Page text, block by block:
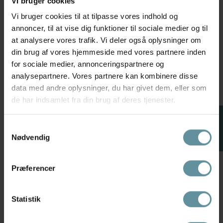
Vi bruger cookies til at tilpasse vores indhold og
annoncer, til at vise dig funktioner til sociale medier og til
at analysere vores trafik. Vi deler også oplysninger om
din brug af vores hjemmeside med vores partnere inden
for sociale medier, annonceringspartnere og
analysepartnere. Vores partnere kan kombinere disse
data med andre oplysninger, du har givet dem, eller som
de har indsamlet fra din brug af deres tjenester.
Nødvendig
Præferencer
Statistik
Gozzip
Gozzip Clare Skirt - Bengalin
nederdel G3610-1 Black
299,95 kr
Wasabiconcept
Wasabi WA-SANJA 3 - Sort
nederdel med glimmer
W20451 Black Combi
89,99 kr299,95 kr
L
praktiske
selvfølgelig ingen undtagelse. Men hvorfor? Blandt andet fordi nederdele er
både praktiske og nemme at style. Derfor bliver udvalget af plus size
FILTER